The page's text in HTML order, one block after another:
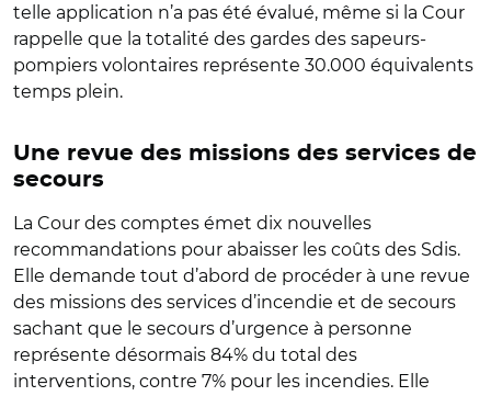
telle application n’a pas été évalué, même si la Cour
rappelle que la totalité des gardes des sapeurs-
pompiers volontaires représente 30.000 équivalents
temps plein.
Une revue des missions des services de
secours
La Cour des comptes émet dix nouvelles
recommandations pour abaisser les coûts des Sdis.
Elle demande tout d’abord de procéder à une revue
des missions des services d’incendie et de secours
sachant que le secours d’urgence à personne
représente désormais 84% du total des
interventions, contre 7% pour les incendies. Elle